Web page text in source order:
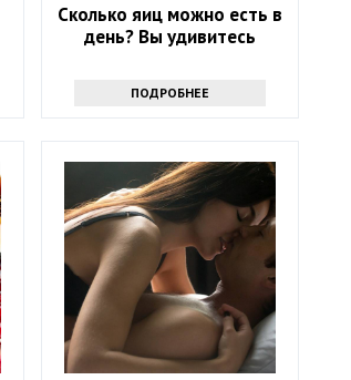
Сколько яиц можно есть в
день? Вы удивитесь
ПОДРОБНЕЕ